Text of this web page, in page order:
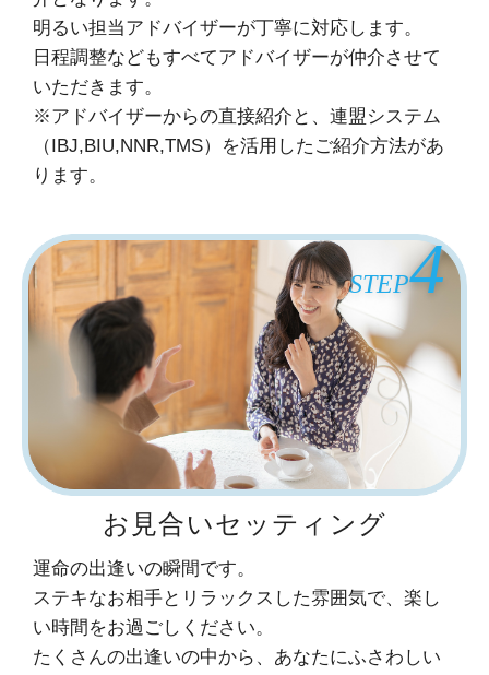
明るい担当アドバイザーが丁寧に対応します。
日程調整などもすべてアドバイザーが仲介させて
いただきます。
※アドバイザーからの直接紹介と、連盟システム
（IBJ,BIU,NNR,TMS）を活用したご紹介方法があ
ります。
STEP4
お見合いセッティング
運命の出逢いの瞬間です。
ステキなお相手とリラックスした雰囲気で、楽し
い時間をお過ごしください。
たくさんの出逢いの中から、あなたにふさわしい